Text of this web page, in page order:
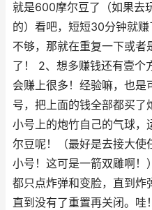
就是600摩尔豆了（如果去
的）看吧，短短30分钟就
不够，那就在重复一下或者
了！ 2、想多赚钱还有壹个
会赚上很多！经验嘛，也
号，把上面的钱全部都买了
小号上的炮竹自己的气球
尔豆呢！（最好是去接大使
小号！这可是一箭双雕啊！
都只点炸弹和变脸，直到炸
直到没有了重置再关闭。